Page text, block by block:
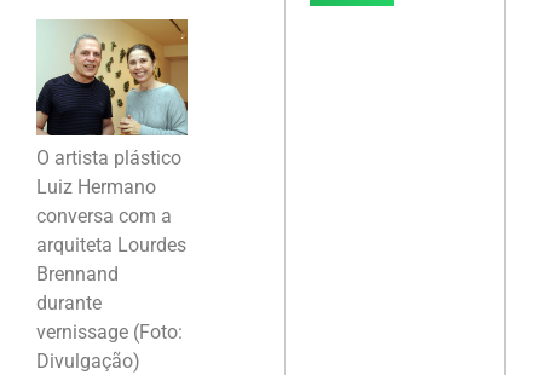
O artista plástico
Luiz Hermano
conversa com a
arquiteta Lourdes
Brennand
durante
vernissage (Foto:
Divulgação)